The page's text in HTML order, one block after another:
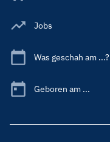
Jobs
Was geschah am ...?
Geboren am ...